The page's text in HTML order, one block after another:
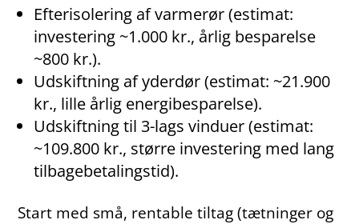
Efterisolering af varmerør (estimat:
investering ~1.000 kr., årlig besparelse
~800 kr.).
Udskiftning af yderdør (estimat: ~21.900
kr., lille årlig energibesparelse).
Udskiftning til 3-lags vinduer (estimat:
~109.800 kr., større investering med lang
tilbagebetalingstid).
Start med små, rentable tiltag (tætninger og